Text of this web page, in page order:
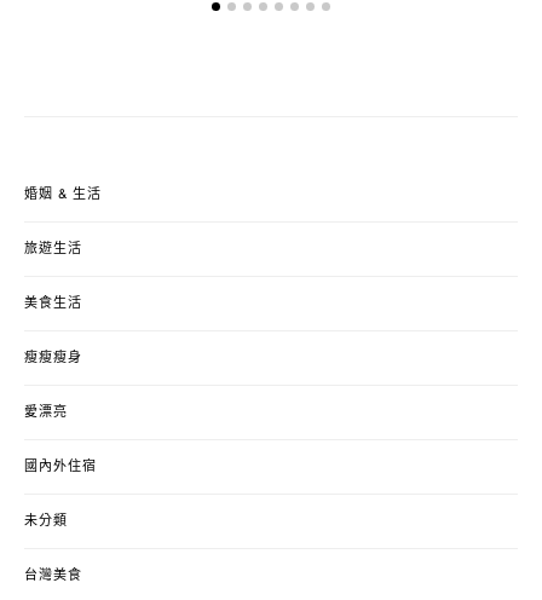
婚姻 & 生活
旅遊生活
美食生活
瘦瘦瘦身
愛漂亮
國內外住宿
未分類
台灣美食